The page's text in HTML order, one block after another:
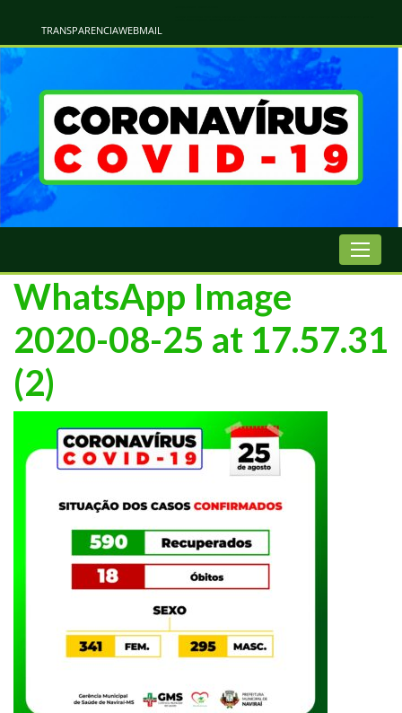
TRANSPARENCIAWEBMAIL
WhatsApp Image
2020-08-25 at 17.57.31
(2)